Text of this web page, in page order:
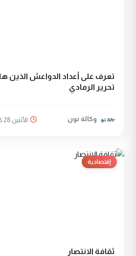
تعرف على أعداد الدواعش الذين
تحرير الرمادي
وكالة نون الأثنين 28 كانون الأول 2015
إقتصادية
ثقافة الانتصار